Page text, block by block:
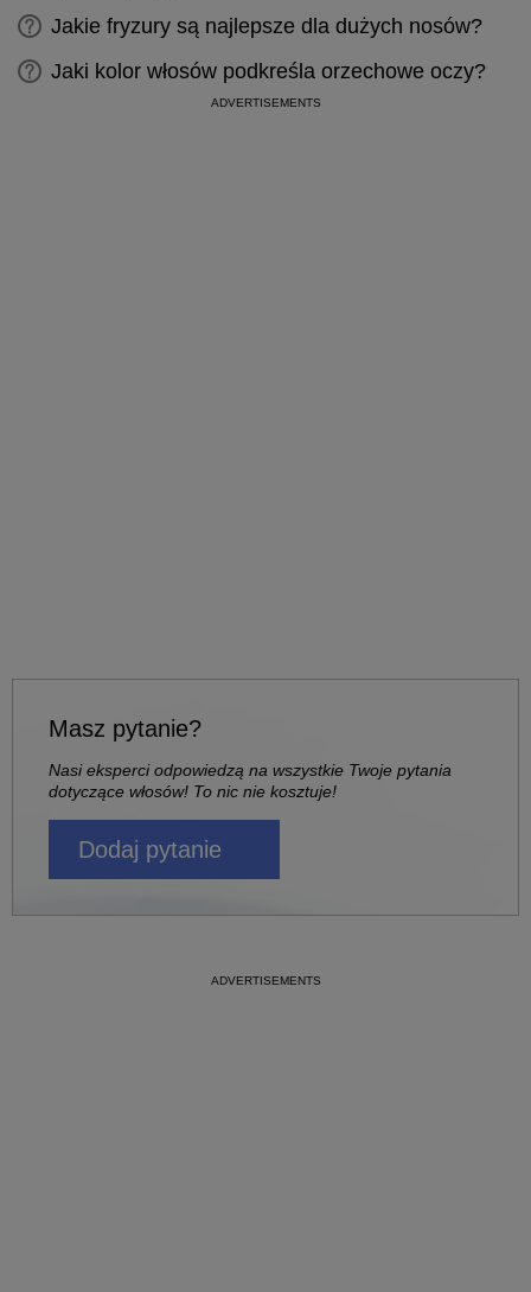
Jakie fryzury są najlepsze dla dużych nosów?
Jaki kolor włosów podkreśla orzechowe oczy?
Masz pytanie?
Nasi eksperci odpowiedzą na wszystkie Twoje pytania
dotyczące włosów! To nic nie kosztuje!
Dodaj pytanie